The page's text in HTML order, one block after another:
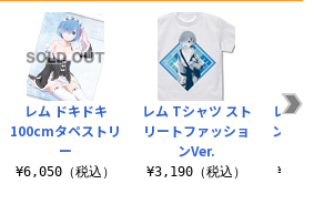
レム ドキドキ
100cmタペストリ
ー
¥6,050（税込）
レム Tシャツ スト
リートファッショ
ンVer.
¥3,190（税込）
レム
ンド